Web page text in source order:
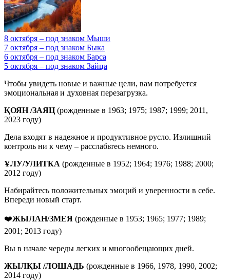
8 октября – под знаком Мыши
7 октября – под знаком Быка
6 октября – под знаком Барса
5 октября – под знаком Зайца
Чтобы увидеть новые и важные цели, вам потребуется
эмоциональная и духовная перезагрузка.
ҚОЯН /ЗАЯЦ (рожденные в 1963; 1975; 1987; 1999; 2011,
2023 году)
Дела входят в надежное и продуктивное русло. Излишний
контроль ни к чему – расслабьтесь немного.
ҰЛУ/УЛИТКА (рожденные в 1952; 1964; 1976; 1988; 2000;
2012 году)
Набирайтесь положительных эмоций и уверенности в себе.
Впереди новый старт.
❤️ЖЫЛАН/ЗМЕЯ (рожденные в 1953; 1965; 1977; 1989;
2001; 2013 году)
Вы в начале череды легких и многообещающих дней.
ЖЫЛҚЫ /ЛОШАДЬ (рожденные в 1966, 1978, 1990, 2002;
2014 году)